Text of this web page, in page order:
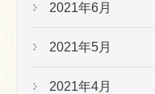
2021年6月
2021年5月
2021年4月